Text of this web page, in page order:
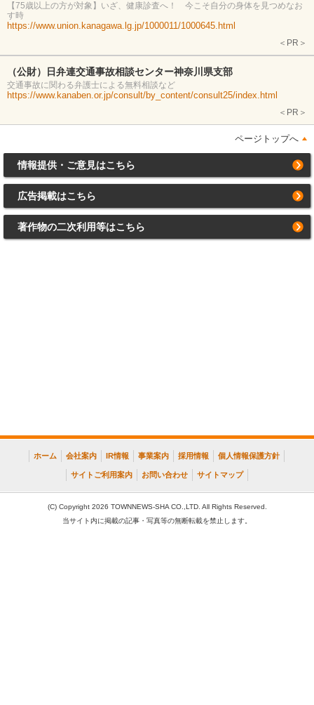
【75歳以上の方が対象】いざ、健康診査へ！ 今こそ自分の身体を見つめなお
す時
https://www.union.kanagawa.lg.jp/1000011/1000645.html
＜PR＞
（公財）日弁連交通事故相談センター神奈川県支部
交通事故に関わる弁護士による無料相談など
https://www.kanaben.or.jp/consult/by_content/consult25/index.html
＜PR＞
ページトップへ
情報提供・ご意見はこちら
広告掲載はこちら
著作物の二次利用等はこちら
ホーム 会社案内 IR情報 事業案内 採用情報 個人情報保護方針
サイトご利用案内 お問い合わせ サイトマップ
(C) Copyright 2026 TOWNNEWS-SHA CO.,LTD. All Rights Reserved.
当サイト内に掲載の記事・写真等の無断転載を禁止します。